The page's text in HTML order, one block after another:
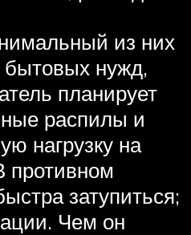
из них
бытовых нужд,
планирует
распилы и
нагрузку на
противном
затупиться;
Чем он